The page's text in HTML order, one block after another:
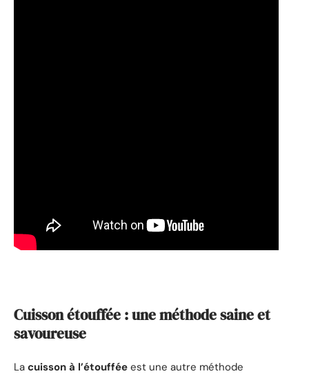
Cuisson étouffée : une méthode saine et
savoureuse
La cuisson à l’étouffée est une autre méthode